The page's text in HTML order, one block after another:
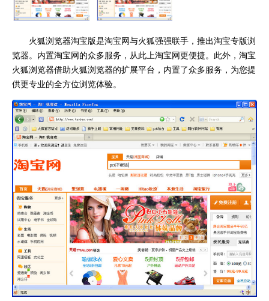
火狐浏览器淘宝版是淘宝网与火狐强强联手，推出淘宝专版浏
览器。内置淘宝网的众多服务，从此上淘宝网更便捷。此外，淘宝
火狐浏览器借助火狐浏览器的扩展平台，内置了众多服务，为您提
供更专业的全方位浏览体验。